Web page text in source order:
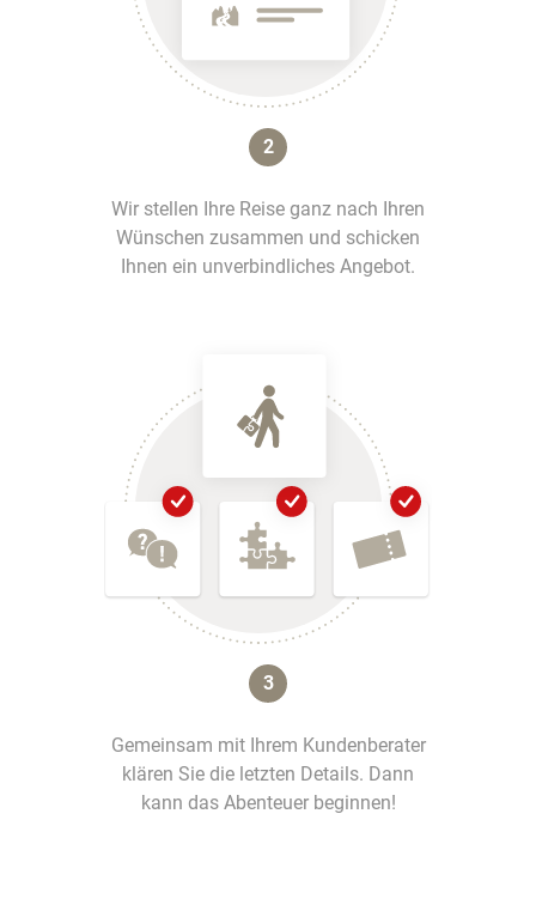
2
Wir stellen Ihre Reise ganz nach Ihren
Wünschen zusammen und schicken
Ihnen ein unverbindliches Angebot.
3
Gemeinsam mit Ihrem Kundenberater
klären Sie die letzten Details. Dann
kann das Abenteuer beginnen!